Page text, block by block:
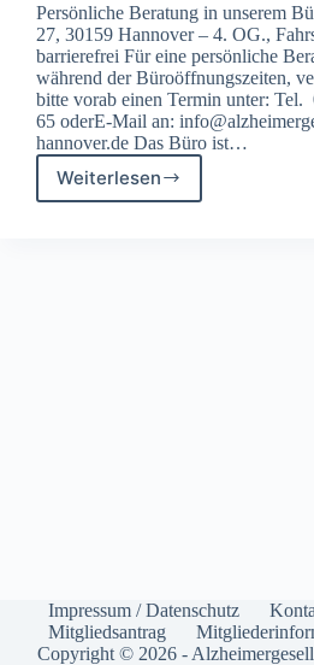
Persönliche Beratung in unserem
27, 30159 Hannover – 4. OG.,
barrierefrei Für eine persönliche
während der Büroöffnungszeiten,
bitte vorab einen Termin unter: Tel.
65 oderE-Mail an:
hannover.de Das Büro ist…
Weiterlesen
Beratung
Impressum / Datenschutz
Mitgliedsantrag
Copyright © 2026 -